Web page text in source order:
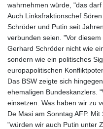
wahrnehmen würde, "das darf
Auch Linksfraktionschef
Schröder und Putin seit
verbunden seien. "Vor
Gerhard Schröder nicht wie
sondern wie ein politisches
europapolitischen
Das BSW zeigte sich
ehemaligen Bundeskanzlers.
einsetzen. Was haben wir zu
De Masi am Sonntag AFP.
"würden wir auch Putin unter